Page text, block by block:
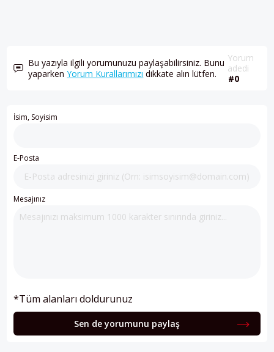
Bu yazıyla ilgili yorumunuzu paylaşabilirsiniz. Bunu
yaparkenYorum Kurallarımızı dikkate alın lütfen.
Yorum
adedi
#0
İsim, Soyisim
E-Posta
Mesajınız
*Tüm alanları doldurunuz
Sen de yorumunu paylaş